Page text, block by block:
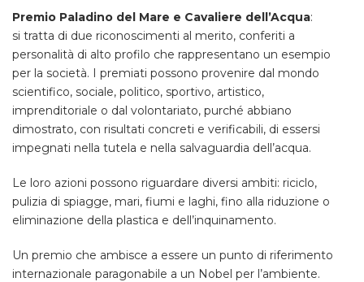
Premio Paladino del Mare e Cavaliere dell’Acqua:
si tratta di due riconoscimenti al merito, conferiti a
personalità di alto profilo che rappresentano un esempio
per la società. I premiati possono provenire dal mondo
scientifico, sociale, politico, sportivo, artistico,
imprenditoriale o dal volontariato, purché abbiano
dimostrato, con risultati concreti e verificabili, di essersi
impegnati nella tutela e nella salvaguardia dell’acqua.
Le loro azioni possono riguardare diversi ambiti: riciclo,
pulizia di spiagge, mari, fiumi e laghi, fino alla riduzione o
eliminazione della plastica e dell’inquinamento.
Un premio che ambisce a essere un punto di riferimento
internazionale paragonabile a un Nobel per l’ambiente.